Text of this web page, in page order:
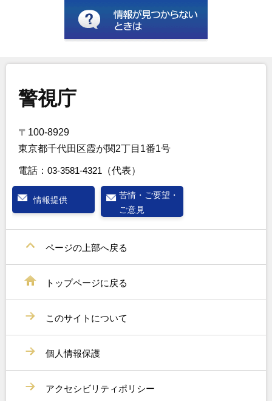
警視庁
〒100-8929
東京都千代田区霞が関2丁目1番1号
電話： 03-3581-4321 （代表）
情報提供
苦情・ご要望・
ご意見
ページの上部へ戻る
トップページに戻る
このサイトについて
個人情報保護
アクセシビリティポリシー